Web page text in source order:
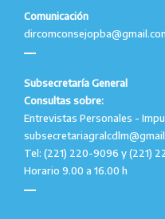
Comunicación
Subsecretaría General
Consultas sobre:
Entrevistas Personales -
Tel: (221) 220-9096 y (221)
Horario 9.00 a 16.00 h